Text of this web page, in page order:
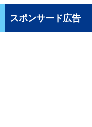
スポンサード広告